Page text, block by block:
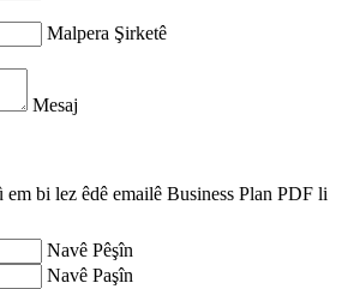
Malpera Şirketê
Mesaj
Navê Pêşîn
Navê Paşîn